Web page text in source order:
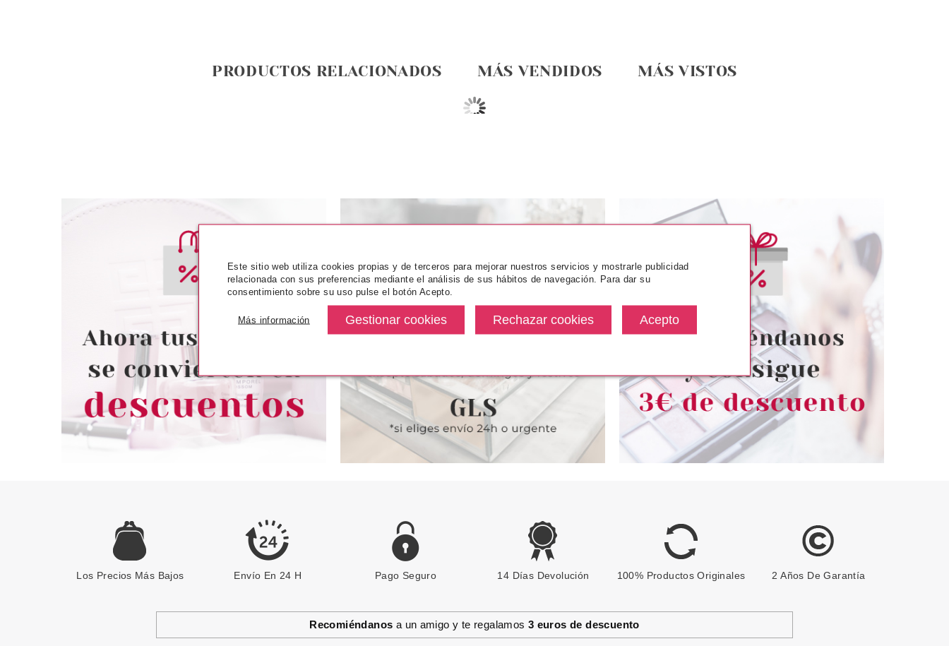
PRODUCTOS RELACIONADOS MÁS VENDIDOS MÁS VISTOS
ESSENCE FOUNDATION STICK
Pvr 5.99€
desde
5.16€
ESSENCE
ESSENCE FOUNDATION STICK
BASE DE MAQUILLAJE EN
STICK 170
ESSENCE
ESSENCE FOUNDATION STICK
BASE DE MAQUILLAJE EN
STICK 280
ESSENCE
BASE DE MAQUILLAJE EN
STICK 130
ESSENCE FIX & LAST SPRAY
FIJADOR DE MAQUILLAJE KEEP
IT PERFECT
Pvr 3.79€
-14%
desde
ESSENCE
Pvr 4.89€ desde
Los Precios Más Bajos Envío En 24 H Pago Seguro 14 Días Devolución 100% Productos Originales 2 Años De Garantía
Recomiéndanos a un amigo y te regalamos 3 euros de descuento
Este sitio web utiliza cookies propias y de terceros para mejorar nuestros servicios y mostrarle publicidad
relacionada con sus preferencias mediante el análisis de sus hábitos de navegación. Para dar su
consentimiento sobre su uso pulse el botón Acepto.
Más información